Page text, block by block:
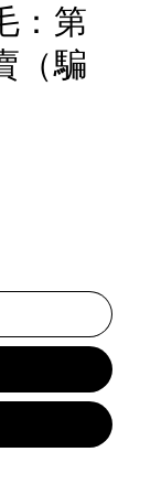
：第
（騙